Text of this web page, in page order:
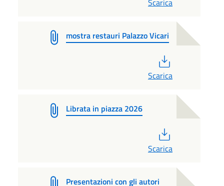
mostra restauri Palazzo Vicari
Scarica
Librata in piazza 2026
Scarica
Presentazioni con gli autori